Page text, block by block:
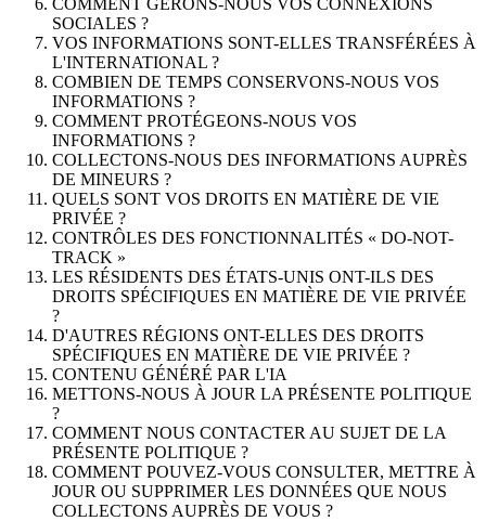
SOCIALES ?
VOS INFORMATIONS SONT-ELLES TRANSFÉRÉES À
L'INTERNATIONAL ?
COMBIEN DE TEMPS CONSERVONS-NOUS VOS
INFORMATIONS ?
COMMENT PROTÉGEONS-NOUS VOS
INFORMATIONS ?
COLLECTONS-NOUS DES INFORMATIONS AUPRÈS
DE MINEURS ?
QUELS SONT VOS DROITS EN MATIÈRE DE VIE
PRIVÉE ?
CONTRÔLES DES FONCTIONNALITÉS « DO-NOT-
TRACK »
LES RÉSIDENTS DES ÉTATS-UNIS ONT-ILS DES
DROITS SPÉCIFIQUES EN MATIÈRE DE VIE PRIVÉE
?
D'AUTRES RÉGIONS ONT-ELLES DES DROITS
SPÉCIFIQUES EN MATIÈRE DE VIE PRIVÉE ?
CONTENU GÉNÉRÉ PAR L'IA
METTONS-NOUS À JOUR LA PRÉSENTE POLITIQUE
?
COMMENT NOUS CONTACTER AU SUJET DE LA
PRÉSENTE POLITIQUE ?
COMMENT POUVEZ-VOUS CONSULTER, METTRE À
JOUR OU SUPPRIMER LES DONNÉES QUE NOUS
COLLECTONS AUPRÈS DE VOUS ?